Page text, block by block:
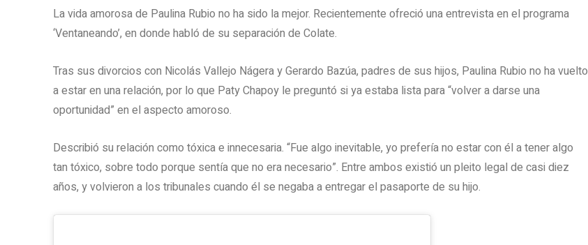
La vida amorosa de Paulina Rubio no ha sido la mejor. Recientemente ofreció una entrevista en el programa
‘Ventaneando’, en donde habló de su separación de Colate.
Tras sus divorcios con Nicolás Vallejo Nágera y Gerardo Bazúa, padres de sus hijos, Paulina Rubio no ha vuelto
a estar en una relación, por lo que Paty Chapoy le preguntó si ya estaba lista para “volver a darse una
oportunidad” en el aspecto amoroso.
Describió su relación como tóxica e innecesaria. “Fue algo inevitable, yo prefería no estar con él a tener algo
tan tóxico, sobre todo porque sentía que no era necesario”. Entre ambos existió un pleito legal de casi diez
años, y volvieron a los tribunales cuando él se negaba a entregar el pasaporte de su hijo.